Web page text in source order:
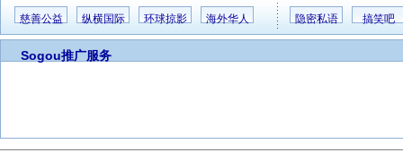
慈善公益 纵横国际 环球掠影 海外华人 隐密私语 搞笑吧
Sogou推广服务